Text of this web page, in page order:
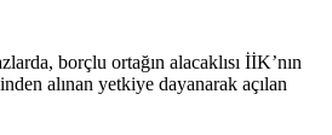
borçlu ortağın alacaklısı İİK’nın
alınan yetkiye dayanarak açılan